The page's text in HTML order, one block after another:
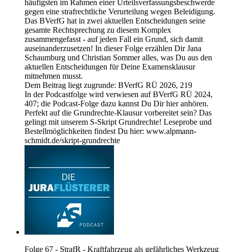
häufigsten im Rahmen einer Urteilsverfassungsbeschwerde
gegen eine strafrechtliche Verurteilung wegen Beleidigung.
Das BVerfG hat in zwei aktuellen Entscheidungen seine
gesamte Rechtsprechung zu diesem Komplex
zusammengefasst - auf jeden Fall ein Grund, sich damit
auseinanderzusetzen! In dieser Folge erzählen Dir Jana
Schaumburg und Christian Sommer alles, was Du aus den
aktuellen Entscheidungen für Deine Examensklausur
mitnehmen musst.
Dem Beitrag liegt zugrunde: BVerfG RÜ 2026, 219
In der Podcastfolge wird verwiesen auf BVerfG RÜ 2024,
407; die Podcast-Folge dazu kannst Du Dir hier anhören.
Perfekt auf die Grundrechte-Klausur vorbereitet sein? Das
gelingt mit unserem S-Skript Grundrechte! Leseprobe und
Bestellmöglichkeiten findest Du hier: www.alpmann-
schmidt.de/skript-grundrechte
Folge 67 - StrafR - Kraftfahrzeug als gefährliches Werkzeug